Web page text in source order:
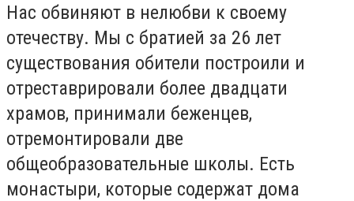
Нас обвиняют в нелюбви к своему
отечеству. Мы с братией за 26 лет
существования обители построили и
отреставрировали более двадцати
храмов, принимали беженцев,
отремонтировали две
общеобразовательные школы. Есть
монастыри, которые содержат дома